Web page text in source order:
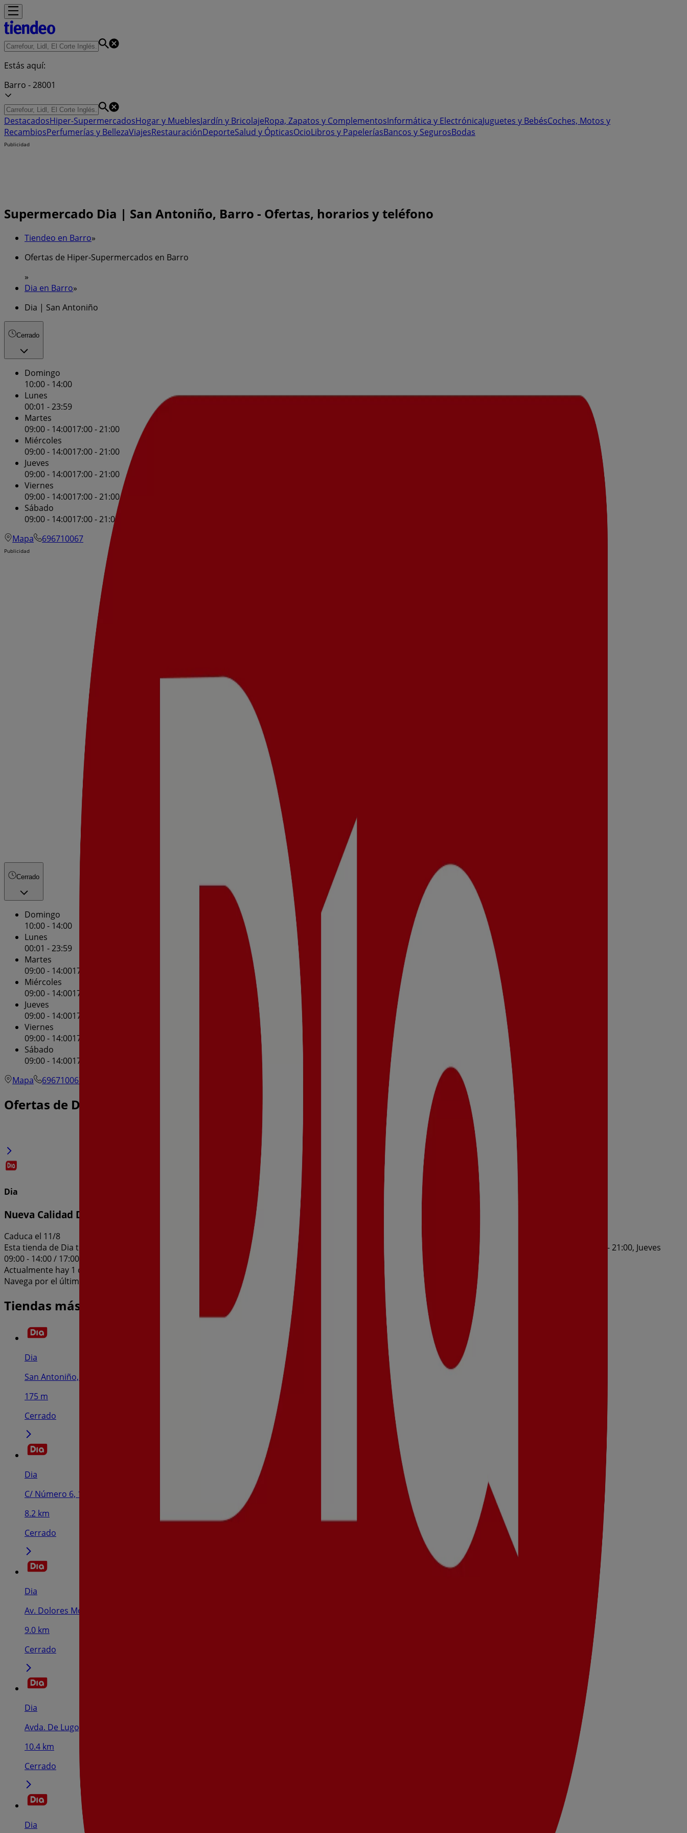
Estás aquí:
Barro - 28001
DestacadosHiper-SupermercadosHogar y MueblesJardín y BricolajeRopa, Zapatos y ComplementosInformática y ElectrónicaJuguetes y BebésCoches, Motos y
RecambiosPerfumerías y BellezaViajesRestauraciónDeporteSalud y ÓpticasOcioLibros y PapeleríasBancos y SegurosBodas
Publicidad
Supermercado Dia | San Antoniño, Barro - Ofertas, horarios y teléfono
Tiendeo en Barro»
Ofertas de Hiper-Supermercados en Barro
»
Dia en Barro»
Dia | San Antoniño
Cerrado
Domingo
10:00 - 14:00
Lunes
00:01 - 23:59
Martes
09:00 - 14:0017:00 - 21:00
Miércoles
09:00 - 14:0017:00 - 21:00
Jueves
09:00 - 14:0017:00 - 21:00
Viernes
09:00 - 14:0017:00 - 21:00
Sábado
09:00 - 14:0017:00 - 21:00
Mapa
696710067
Publicidad
Cerrado
Domingo
10:00 - 14:00
Lunes
00:01 - 23:59
Martes
09:00 - 14:0017:00 - 21:00
Miércoles
09:00 - 14:0017:00 - 21:00
Jueves
09:00 - 14:0017:00 - 21:00
Viernes
09:00 - 14:0017:00 - 21:00
Sábado
09:00 - 14:0017:00 - 21:00
Mapa
696710067
Ofertas de Dia en Barro
Dia
Nueva Calidad Dia del 05/08 al 11/08
Caduca el 11/8
Esta tienda de Dia tiene los siguientes horarios: Domingo 10:00 - 14:00, Lunes 00:01 - 23:59, Martes 09:00 - 14:00 / 17:00 - 21:00, Miércoles 09:00 - 14:00 / 17:00 - 21:00, Jueves
09:00 - 14:00 / 17:00 - 21:00, Viernes 09:00 - 14:00 / 17:00 - 21:00, Sábado 09:00 - 14:00 / 17:00 - 21:00
Actualmente hay 1 catálogos disponibles en esta tienda de Dia.
Navega por el último catálogo de Dia en San Antoniño Nueva Calidad Dia del 05/08 al 11/08 que es válido del 5/8/2026 al 11/8/2026 y no pares de ahorrar.
Tiendas más cercanas
Dia
San Antoniño, Barro
175 m
Cerrado
Dia
C/ Número 6, 10, Moraña
8.2 km
Cerrado
Dia
Av. Dolores Mosquera, 18, Caldas De Reis
9.0 km
Cerrado
Dia
Avda. De Lugo, 74, Pontevedra
10.4 km
Cerrado
Dia